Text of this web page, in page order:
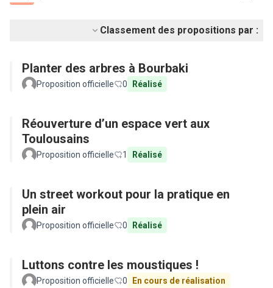
Classement des propositions par :
Planter des arbres à Bourbaki
Proposition officielle 0 Réalisé
Réouverture d’un espace vert aux
Toulousains
Proposition officielle 1 Réalisé
Un street workout pour la pratique en
plein air
Proposition officielle 0 Réalisé
Luttons contre les moustiques !
Proposition officielle 0 En cours de réalisation